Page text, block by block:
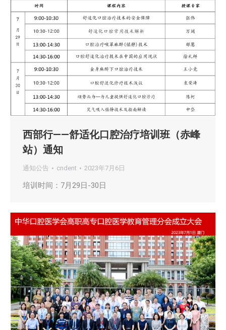
西部行——舒适化口腔治疗培训班（赤峰
站）通知
通知公告 cndent 2023年7月6日
培训时间：7月29日-30日